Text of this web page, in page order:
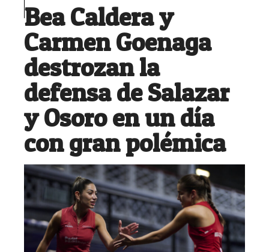
Bea Caldera y
Carmen Goenaga
destrozan la
defensa de Salazar
y Osoro en un día
con gran polémica